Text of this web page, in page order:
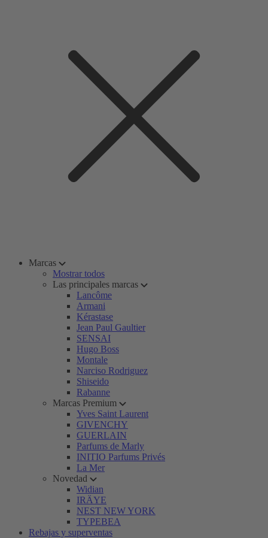
Marcas
Mostrar todos
Las principales marcas
Lancôme
Armani
Kérastase
Jean Paul Gaultier
SENSAI
Hugo Boss
Montale
Narciso Rodriguez
Shiseido
Rabanne
Marcas Premium
Yves Saint Laurent
GIVENCHY
GUERLAIN
Parfums de Marly
INITIO Parfums Privés
La Mer
Novedad
Widian
IRÄYE
NEST NEW YORK
TYPEBEA
Rebajas y superventas